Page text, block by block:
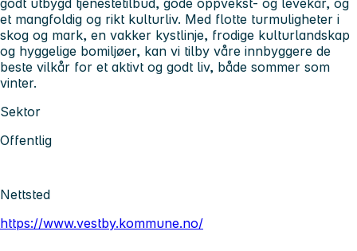
godt utbygd tjenestetilbud, gode oppvekst- og levekår, og
et mangfoldig og rikt kulturliv. Med flotte turmuligheter i
skog og mark, en vakker kystlinje, frodige kulturlandskap
og hyggelige bomiljøer, kan vi tilby våre innbyggere de
beste vilkår for et aktivt og godt liv, både sommer som
vinter.
Sektor
Offentlig
Nettsted
https://www.vestby.kommune.no/